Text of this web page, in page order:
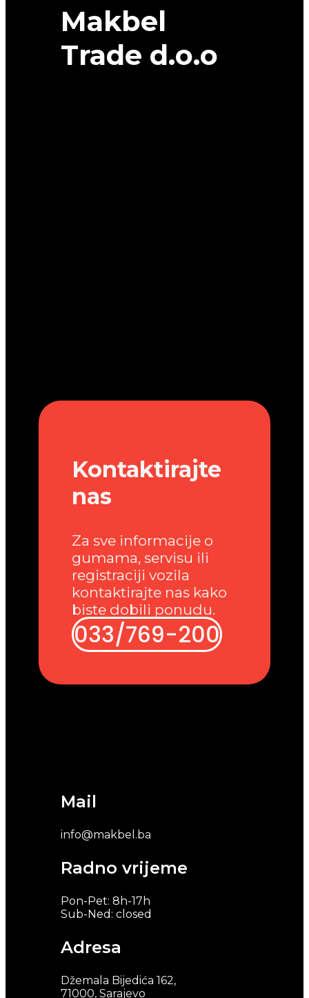
Makbel
Trade d.o.o
Mail
info@makbel.ba
Radno vrijeme
Pon-Pet: 8h-17h
Sub-Ned: closed
Adresa
Džemala Bijedića 162,
71000, Sarajevo
Kontaktirajte
nas
Za sve informacije o
gumama, servisu ili
registraciji vozila
kontaktirajte nas kako
biste dobili ponudu.
033/769-200